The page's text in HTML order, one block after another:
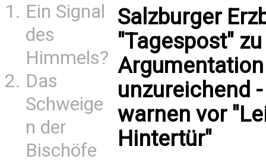
Ein Signal
des
Himmels?
Das
Schweige
n der
Bischöfe
Salzburger
"Tagespost"
unzureichend
warnen vor
Hintertür"